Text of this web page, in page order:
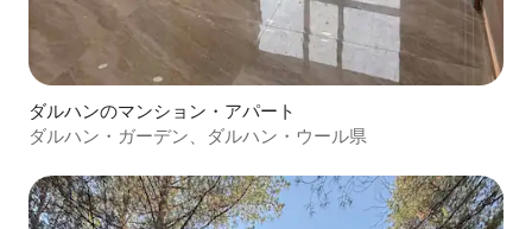
ダルハンのマンション・アパート
ダルハン・ガーデン、ダルハン・ウール県